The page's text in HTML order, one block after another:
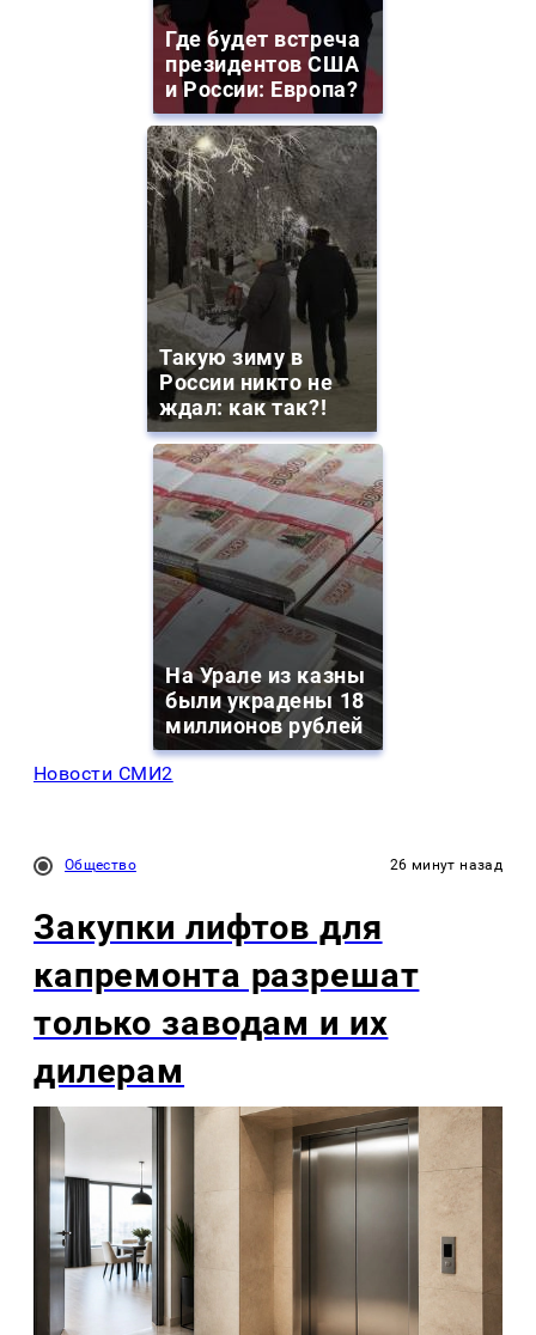
Где будет встреча
президентов США
и России: Европа?
Такую зиму в
России никто не
ждал: как так?!
На Урале из казны
были украдены 18
миллионов рублей
Новости СМИ2
Общество 26 минут назад
Закупки лифтов для
капремонта разрешат
только заводам и их
дилерам